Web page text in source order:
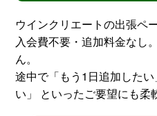
ウインクリエートの出張ペ
入会費不要・追加料金なし
ん。
途中で「もう1日追加した
い」 といったご要望にも柔